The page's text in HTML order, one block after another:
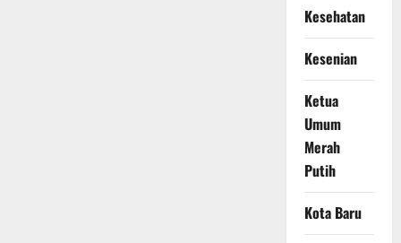
Kesehatan
Kesenian
Ketua
Umum
Merah
Putih
Kota Baru